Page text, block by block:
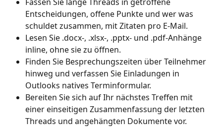
Entscheidungen, offene Punkte und wer was
schuldet zusammen, mit Zitaten pro E-Mail.
Lesen Sie .docx-, .xlsx-, .pptx- und .pdf-Anhänge
inline, ohne sie zu öffnen.
Finden Sie Besprechungszeiten über Teilnehmer
hinweg und verfassen Sie Einladungen in
Outlooks natives Terminformular.
Bereiten Sie sich auf Ihr nächstes Treffen mit
einer einseitigen Zusammenfassung der letzten
Threads und angehängten Dokumente vor.